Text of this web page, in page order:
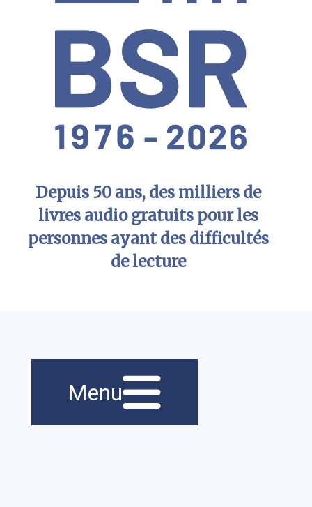
Depuis 50 ans, des milliers de
livres audio gratuits pour les
personnes ayant des difficultés
de lecture
principale
Menu